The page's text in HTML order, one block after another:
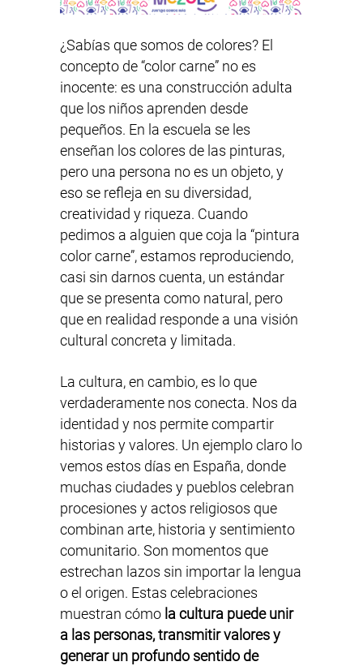
¿Sabías que somos de colores? El
concepto de “color carne” no es
inocente: es una construcción adulta
que los niños aprenden desde
pequeños. En la escuela se les
enseñan los colores de las pinturas,
pero una persona no es un objeto, y
eso se refleja en su diversidad,
creatividad y riqueza. Cuando
pedimos a alguien que coja la “pintura
color carne”, estamos reproduciendo,
casi sin darnos cuenta, un estándar
que se presenta como natural, pero
que en realidad responde a una visión
cultural concreta y limitada.
La cultura, en cambio, es lo que
verdaderamente nos conecta. Nos da
identidad y nos permite compartir
historias y valores. Un ejemplo claro lo
vemos estos días en España, donde
muchas ciudades y pueblos celebran
procesiones y actos religiosos que
combinan arte, historia y sentimiento
comunitario. Son momentos que
estrechan lazos sin importar la lengua
o el origen. Estas celebraciones
muestran cómo la cultura puede unir
a las personas, transmitir valores y
generar un profundo sentido de